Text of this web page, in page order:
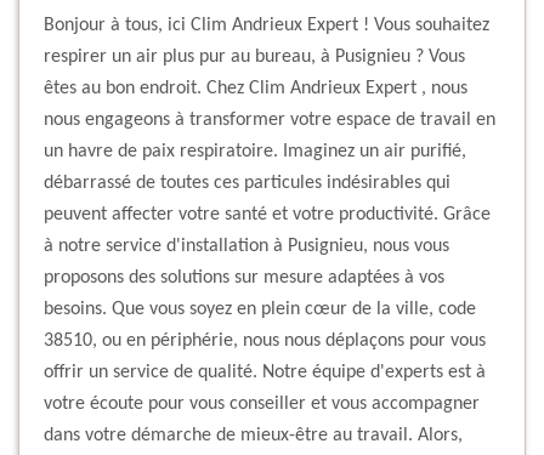
Bonjour à tous, ici Clim Andrieux Expert ! Vous souhaitez
respirer un air plus pur au bureau, à Pusignieu ? Vous
êtes au bon endroit. Chez Clim Andrieux Expert , nous
nous engageons à transformer votre espace de travail en
un havre de paix respiratoire. Imaginez un air purifié,
débarrassé de toutes ces particules indésirables qui
peuvent affecter votre santé et votre productivité. Grâce
à notre service d'installation à Pusignieu, nous vous
proposons des solutions sur mesure adaptées à vos
besoins. Que vous soyez en plein cœur de la ville, code
38510, ou en périphérie, nous nous déplaçons pour vous
offrir un service de qualité. Notre équipe d'experts est à
votre écoute pour vous conseiller et vous accompagner
dans votre démarche de mieux-être au travail. Alors,